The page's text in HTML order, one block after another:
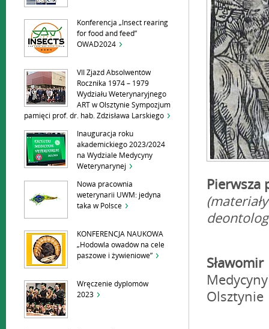
Konferencja „Insect rearing
for food and feed”
OWAD2024
VII Zjazd Absolwentów
Rocznika 1974 – 1979
Wydziału Weterynaryjnego
ART w Olsztynie Sympozjum
pamięci prof. dr. hab. Zdzisława Larskiego
Inauguracja roku
akademickiego 2023/2024
na Wydziale Medycyny
Weterynarynej
Nowa pracownia
weterynarii UWM: jedyna
taka w Polsce
KONFERENCJA NAUKOWA
„Hodowla owadów na cele
paszowe i żywieniowe”
Wręczenie dyplomów
2023
Pierwsza
Olsztynie